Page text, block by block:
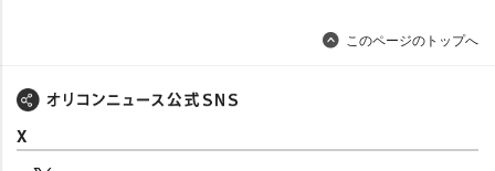
このページのトップへ
X